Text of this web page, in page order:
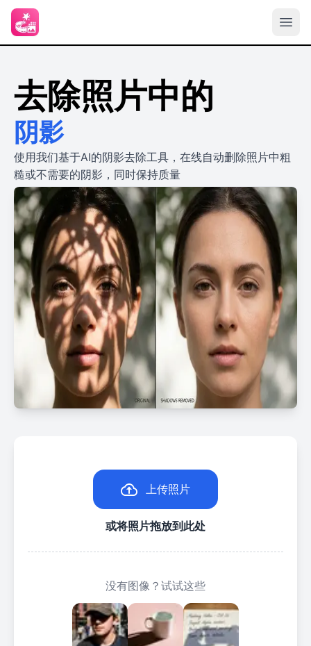
去除照片中的
阴影
使用我们基于AI的阴影去除工具，在线自动删除照片中粗
糙或不需要的阴影，同时保持质量
上传照片
或将照片拖放到此处
没有图像？试试这些